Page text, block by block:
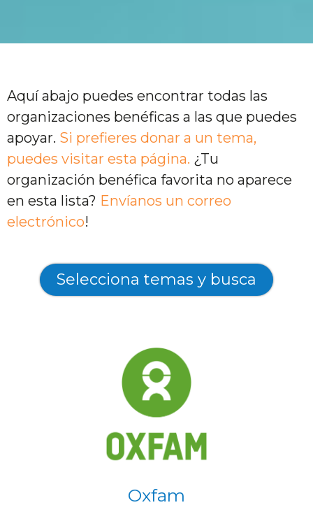
Aquí abajo puedes encontrar todas las
organizaciones benéficas a las que puedes
apoyar. Si prefieres donar a un tema,
puedes visitar esta página. ¿Tu
organización benéfica favorita no aparece
en esta lista? Envíanos un correo
electrónico!
Selecciona temas y busca
Oxfam